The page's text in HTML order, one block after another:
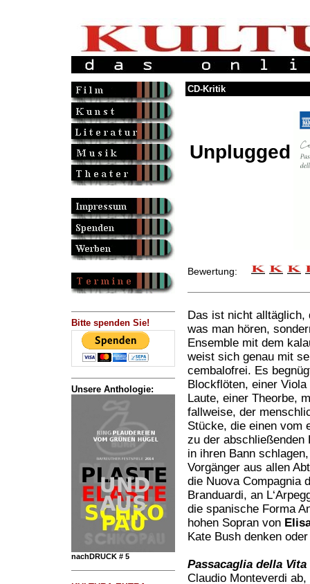
Bitte spenden Sie!
Unsere Anthologie:
nachDRUCK # 5
CD-Kritik
Unplugged
Bewertung:
Das ist nicht alltäglich,
was man hören,
Ensemble mit dem
weist sich genau mit
cembalofrei. Es
Blockflöten, einer
Laute, einer Theorbe,
fallweise, der
Stücke, die einen vom
zu der abschließenden
in ihren Bann
Vorgänger aus allen
die Nuova Compagnia
Branduardi, an
die spanische Forma
hohen Sopran von
Kate Bush denken
Passacaglia della Vita
Claudio Monteverdi